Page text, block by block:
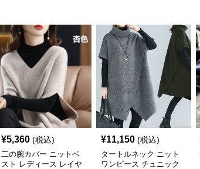
¥5,360 (税込)
二の腕カバー ニットベ
スト レディース レイヤ
¥11,150 (税込)
タートルネック ニット
ワンピース チュニック